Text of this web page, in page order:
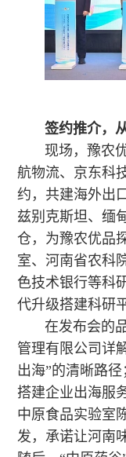
签约推介，
现场，豫农
航物流、京东科
约，共建海外出
兹别克斯坦、缅
仓，为豫农优品
室、河南省农科
色技术银行等科
代升级搭建科研
在发布会的
管理有限公司详
出海”的清晰路
搭建企业出海服
中原食品实验室
发，承诺让河南